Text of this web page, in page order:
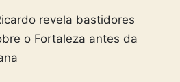
revela bastidores
o Fortaleza antes da